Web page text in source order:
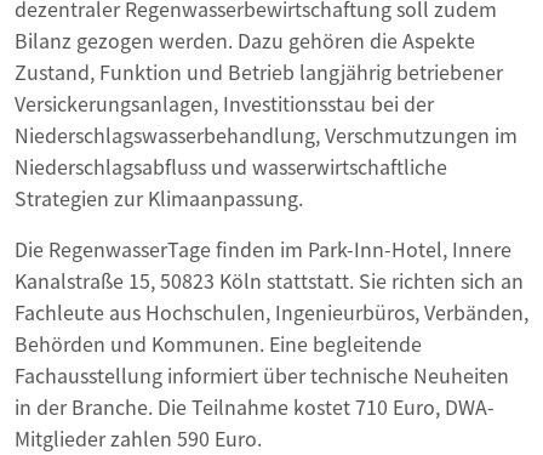
dezentraler Regenwasserbewirtschaftung soll zudem
Bilanz gezogen werden. Dazu gehören die Aspekte
Zustand, Funktion und Betrieb langjährig betriebener
Versickerungsanlagen, Investitionsstau bei der
Niederschlagswasserbehandlung, Verschmutzungen im
Niederschlagsabfluss und wasserwirtschaftliche
Strategien zur Klimaanpassung.
Die RegenwasserTage finden im Park-Inn-Hotel, Innere
Kanalstraße 15, 50823 Köln stattstatt. Sie richten sich an
Fachleute aus Hochschulen, Ingenieurbüros, Verbänden,
Behörden und Kommunen. Eine begleitende
Fachausstellung informiert über technische Neuheiten
in der Branche. Die Teilnahme kostet 710 Euro, DWA-
Mitglieder zahlen 590 Euro.